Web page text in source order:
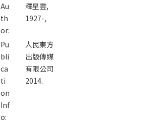
Au
th
or:
釋星雲,
1927-,
Pu
bli
ca
ti
on
Inf
o:
人民東方
出版傳媒
有限公司
2014.